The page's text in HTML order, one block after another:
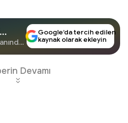
Google’da tercih edilen
kaynak olarak ekleyin
Devamı